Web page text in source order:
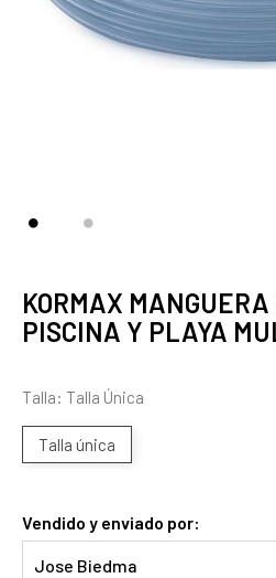
KORMAX
PISCINA Y PLAYA
Talla: Talla Única
Talla única
Vendido y enviado por:
Jose Biedma